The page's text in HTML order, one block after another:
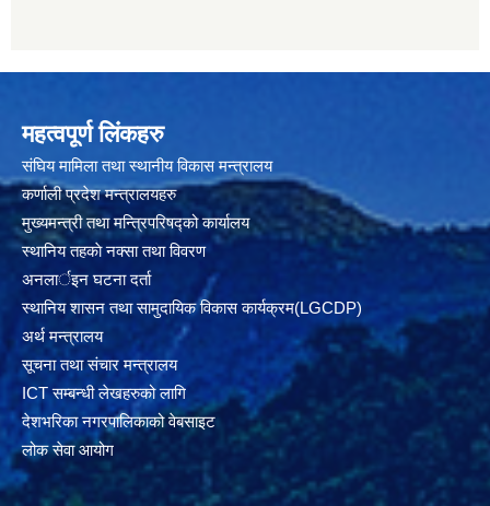
महत्वपूर्ण लिंकहरु
संघिय मामिला तथा स्थानीय विकास मन्त्रालय
कर्णाली प्रदेश मन्त्रालयहरु
मुख्यमन्त्री तथा मन्त्रिपरिषद्को कार्यालय
स्थानिय तहकाे नक्सा तथा विवरण
अनलार्इन घटना दर्ता
स्थानिय शासन तथा सामुदायिक विकास कार्यक्रम(LGCDP)
अर्थ मन्त्रालय
सूचना तथा संचार मन्त्रालय
ICT सम्बन्धी लेखहरुको लागि
देशभरिका नगरपालिकाको वेबसाइट
लोक सेवा आयोग